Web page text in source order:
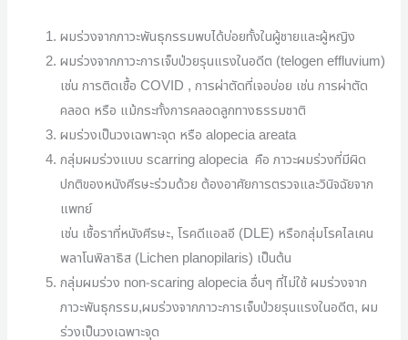
ผมร่วงจากภาวะพันธุกรรมพบได้บ่อยทั้งในผู้ชายและผู้หญิง
ผมร่วงจากภาวะการเจ็บป่วยรุนแรงในอดีต (telogen effluvium)
เช่น การติดเชื้อ COVID ,การผ่าตัดที่เจอบ่อย เช่น การผ่าตัด
คลอด หรือ แม้กระทั้งการคลอดลูกทางธรรมชาติ
ผมร่วงเป็นวงเฉพาะจุด หรือ alopecia areata
กลุ่มผมร่วงแบบ scarring alopecia คือ ภาวะผมร่วงที่มีผิด
ปกติของหนังศีรษะร่วมด้วย ต้องอาศัยการตรวจและวินิจฉัยจาก
แพทย์
เช่น เชื้อราที่หนังศีรษะ, โรคดีแอลอี (DLE) หรือกลุ่มโรคไลเคน
พลาโนพิลาธิส (Lichen planopilaris) เป็นต้น
กลุ่มผมร่วง non-scaring alopecia อื่นๆ ที่ไม่ใช้ ผมร่วงจาก
ภาวะพันธุกรรม,ผมร่วงจากภาวะการเจ็บป่วยรุนแรงในอดีต, ผม
ร่วงเป็นวงเฉพาะจุด